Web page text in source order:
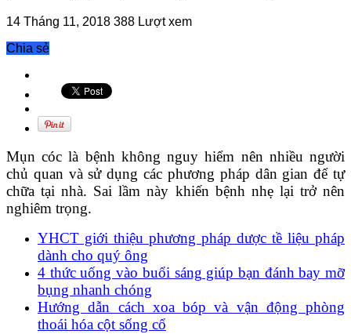
14 Tháng 11, 2018 388 Lượt xem
Chia sẻ
Mụn cóc là bệnh không nguy hiểm nên nhiều người
chủ quan và sử dụng các phương pháp dân gian để tự
chữa tại nhà. Sai lầm này khiến bệnh nhẹ lại trở nên
nghiêm trọng.
YHCT giới thiệu phương pháp dược tề liệu pháp
dành cho quý ông
4 thức uống vào buổi sáng giúp bạn đánh bay mỡ
bụng nhanh chóng
Hướng dẫn cách xoa bóp và vận động phòng
thoái hóa cột sống cổ